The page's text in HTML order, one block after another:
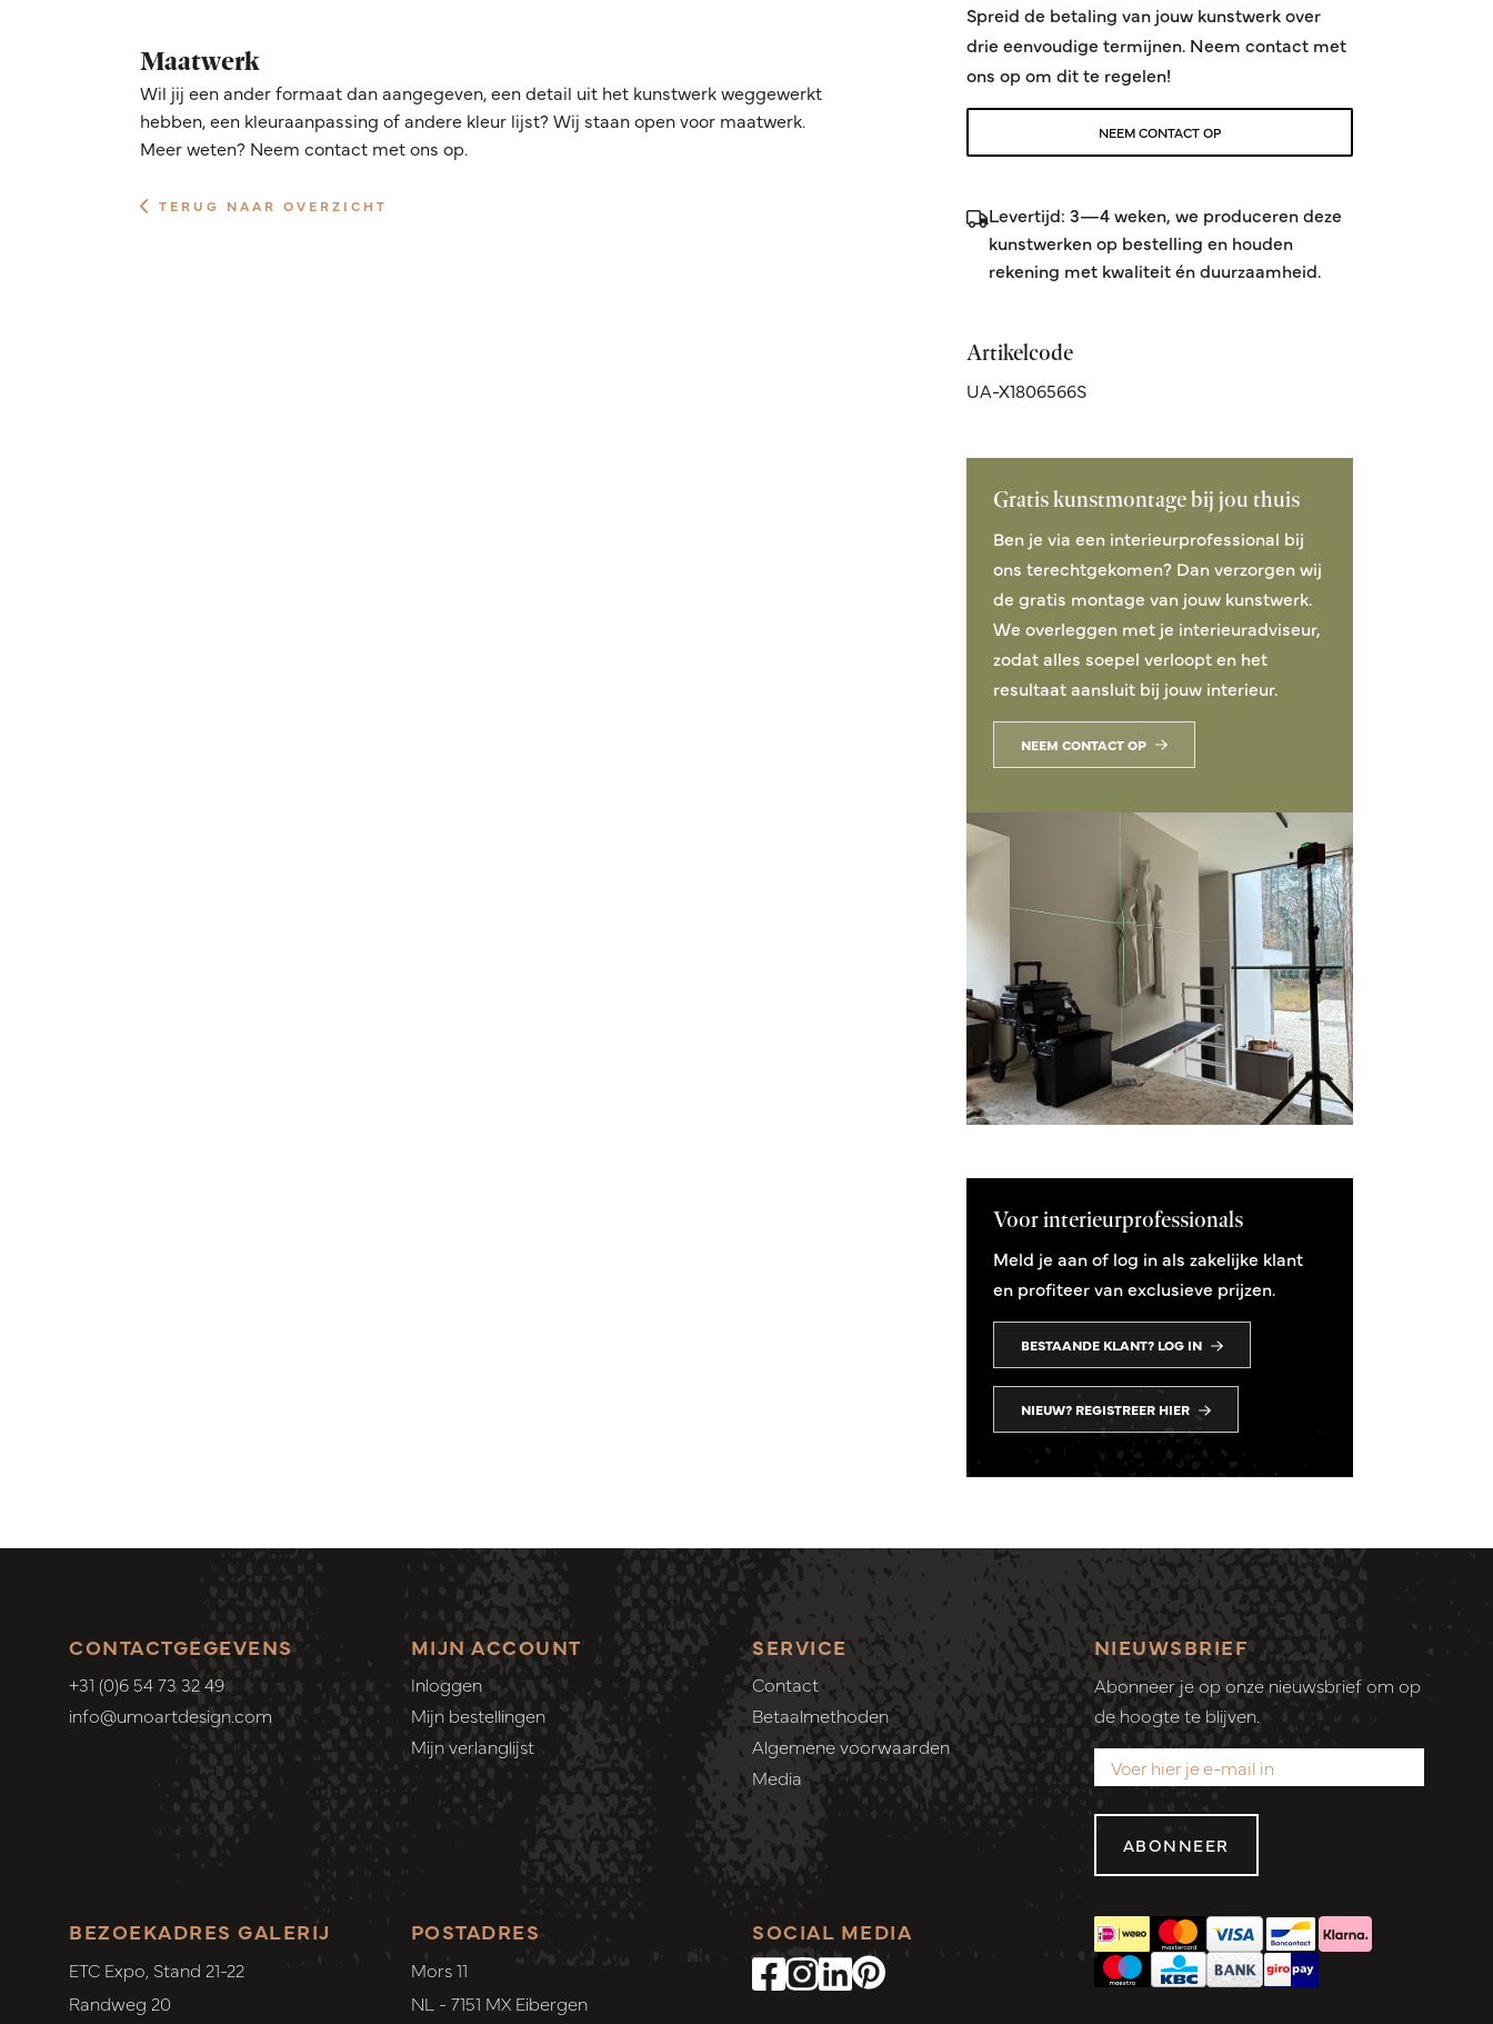
Maatwerk
Wil jij een ander formaat dan aangegeven, een detail uit het kunstwerk weggewerkt
hebben, een kleuraanpassing of andere kleur lijst? Wij staan open voor maatwerk.
Meer weten? Neem contact met ons op.
TERUG NAAR OVERZICHT
Spreid de betaling van jouw kunstwerk over
drie eenvoudige termijnen. Neem contact met
ons op om dit te regelen!
NEEM CONTACT OP
Levertijd: 3—4 weken, we produceren deze
kunstwerken op bestelling en houden
rekening met kwaliteit én duurzaamheid.
Artikelcode
UA-X1806566S
Gratis kunstmontage bij jou thuis
Ben je via een interieurprofessional bij
ons terechtgekomen? Dan verzorgen wij
de gratis montage van jouw kunstwerk.
We overleggen met je interieuradviseur,
zodat alles soepel verloopt en het
resultaat aansluit bij jouw interieur.
NEEM CONTACT OP
Voor interieurprofessionals
Meld je aan of log in als zakelijke klant
en profiteer van exclusieve prijzen.
BESTAANDE KLANT? LOG IN
NIEUW? REGISTREER HIER
CONTACTGEGEVENS
+31 (0)6 54 73 32 49
info@umoartdesign.com
MIJN ACCOUNT
Inloggen
Mijn bestellingen
Mijn verlanglijst
SERVICE
Contact
Betaalmethoden
Algemene voorwaarden
Media
SOCIAL MEDIA
POSTADRES
Mors 11
NL - 7151 MX Eibergen
BEZOEKADRES GALERIJ
ETC Expo, Stand 21-22
Randweg 20
NIEUWSBRIEF
Abonneer je op onze nieuwsbrief om op
de hoogte te blijven.
ABONNEER